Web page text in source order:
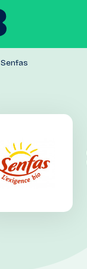
Senfas